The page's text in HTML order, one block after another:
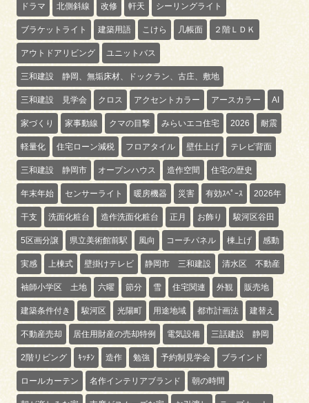
ドラマ 北側斜線 改修 軒天 シーリングライト
ブラケットライト 建築用語 こけら 几帳面 ２階ＬＤＫ
アウトドアリビング ユニットバス
三和建設 静岡、無垢床材、ドックラン、古庄、敷地
三和建設 見学会 クロス アクセントカラー アースカラー AI
家づくり 家事動線 クマの目撃 みらいエコ住宅 2026 耐震
軽量化 住宅ローン減税 フロアタイル 壁仕上げ テレビ背面
三和建設 静岡市 オープンハウス 造作空間 住宅の歴史
年末年始 センサーライト 暖房機器 災害 有効ｽﾍﾟｰｽ 2026年
干支 洗面化粧台 造作洗面化粧台 正月 お飾り 駿河区谷田
5区画分譲 県立美術館前駅 風向 コーチパネル 棟上げ 感動
実感 上棟式 壁掛けテレビ 静岡市 三和建設 清水区 不動産
袖師小学区 土地 六曜 節分 雪 住宅関連 外観 販売地
建築条件付き 駿河区 光陽町 用途地域 都市計画法 建替え
不動産売却 居住用財産の売却特例 電気設備 三話建設 静岡
2階リビング ｷｯﾁﾝ 造作 勉強 予約制見学会 ブラインド
ロールカーテン 名作インテリアブランド 朝の時間